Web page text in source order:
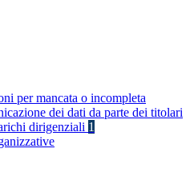
per mancata o incompleta
dei dati da parte dei titolari
dirigenziali 1